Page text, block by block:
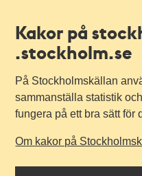
Kakor på
.stockholm.se
På Stockholmskällan
sammanställa statistik
fungera på ett bra sätt för
Om kakor på